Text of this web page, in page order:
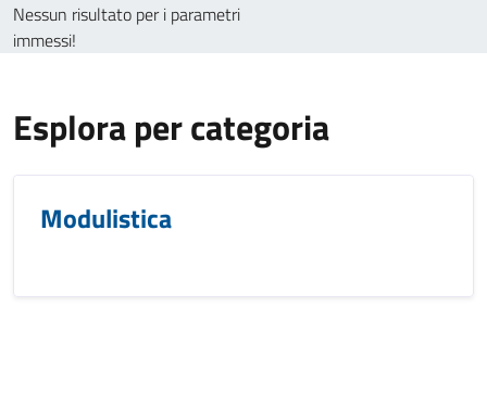
Nessun risultato per i parametri
immessi!
Esplora per categoria
Modulistica